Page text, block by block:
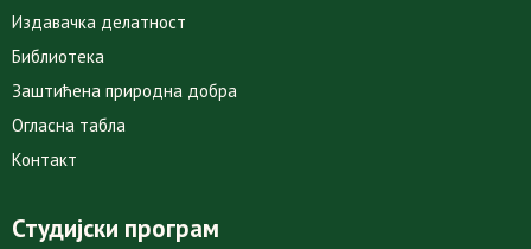
Издавачка делатност
Библиотека
Заштићена природна добра
Огласна табла
Контакт
Студијски програм